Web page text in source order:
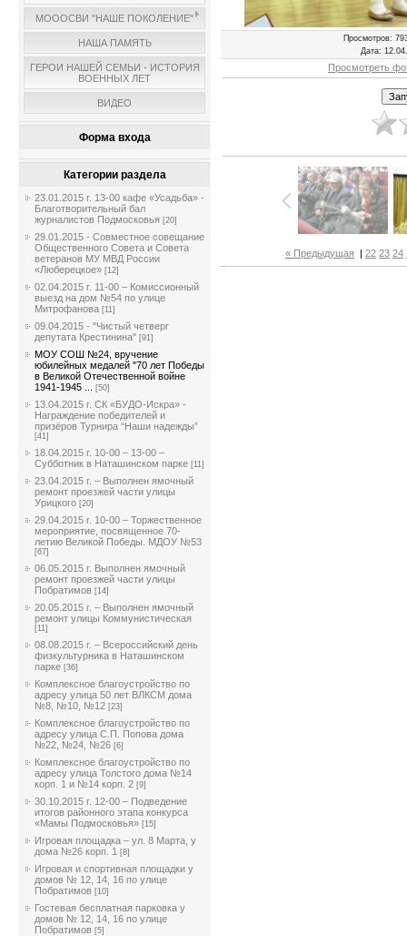
МОООСВИ "НАШЕ ПОКОЛЕНИЕ"
НАША ПАМЯТЬ
ГЕРОИ НАШЕЙ СЕМЬИ - ИСТОРИЯ
ВОЕННЫХ ЛЕТ
ВИДЕО
Форма входа
Категории раздела
23.01.2015 г. 13-00 кафе «Усадьба» -
Благотворительный бал
журналистов Подмосковья [20]
29.01.2015 - Совместное совещание
Общественного Совета и Совета
ветеранов МУ МВД России
«Люберецкое» [12]
02.04.2015 г. 11-00 – Комиссионный
выезд на дом №54 по улице
Митрофанова [11]
09.04.2015 - "Чистый четверг
депутата Крестинина" [91]
МОУ СОШ №24, вручение
юбилейных медалей "70 лет Победы
в Великой Отечественной войне
1941-1945 ...
[50]
13.04.2015 г. СК «БУДО-Искра» -
Награждение победителей и
призёров Турнира “Наши надежды”
[41]
18.04.2015 г. 10-00 – 13-00 –
Субботник в Наташинском парке [11]
23.04.2015 г. – Выполнен ямочный
ремонт проезжей части улицы
Урицкого [20]
29.04.2015 г. 10-00 – Торжественное
мероприятие, посвященное 70-
летию Великой Победы. МДОУ №53
[67]
06.05.2015 г. Выполнен ямочный
ремонт проезжей части улицы
Побратимов [14]
20.05.2015 г. – Выполнен ямочный
ремонт улицы Коммунистическая
[11]
08.08.2015 г. – Всероссийский день
физкультурника в Наташинском
парке [36]
Комплексное благоустройство по
адресу улица 50 лет ВЛКСМ дома
№8, №10, №12 [23]
Комплексное благоустройство по
адресу улица С.П. Попова дома
№22, №24, №26 [6]
Комплексное благоустройство по
адресу улица Толстого дома №14
корп. 1 и №14 корп. 2 [9]
30.10.2015 г. 12-00 – Подведение
итогов районного этапа конкурса
«Мамы Подмосковья» [15]
Игровая площадка – ул. 8 Марта, у
дома №26 корп. 1 [8]
Игровая и спортивная площадки у
домов № 12, 14, 16 по улице
Побратимов [10]
Гостевая бесплатная парковка у
домов № 12, 14, 16 по улице
Побратимов [5]
Просмотров:
Дата:
Просмотреть
« Предыдущая | 22 23 24